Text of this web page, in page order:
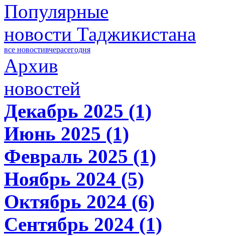
Популярные
новости Таджикистана
все новостивчерасегодня
Архив
новостей
Декабрь 2025 (1)
Июнь 2025 (1)
Февраль 2025 (1)
Ноябрь 2024 (5)
Октябрь 2024 (6)
Сентябрь 2024 (1)